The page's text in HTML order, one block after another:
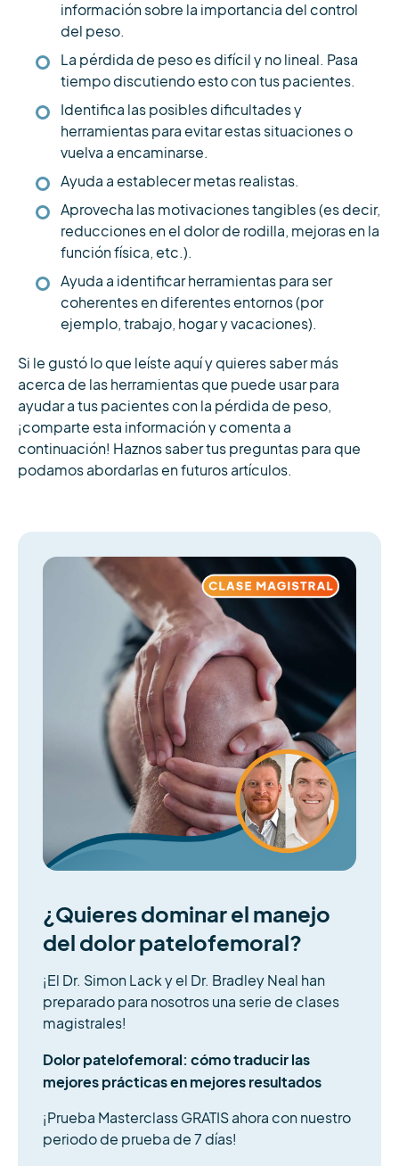
información sobre la importancia del control
del peso.
La pérdida de peso es difícil y no lineal. Pasa
tiempo discutiendo esto con tus pacientes.
Identifica las posibles dificultades y
herramientas para evitar estas situaciones o
vuelva a encaminarse.
Ayuda a establecer metas realistas.
Aprovecha las motivaciones tangibles (es decir,
reducciones en el dolor de rodilla, mejoras en la
función física, etc.).
Ayuda a identificar herramientas para ser
coherentes en diferentes entornos (por
ejemplo, trabajo, hogar y vacaciones).
Si le gustó lo que leíste aquí y quieres saber más
acerca de las herramientas que puede usar para
ayudar a tus pacientes con la pérdida de peso,
¡comparte esta información y comenta a
continuación! Haznos saber tus preguntas para que
podamos abordarlas en futuros artículos.
¿Quieres dominar el manejo
del dolor patelofemoral?
¡El Dr. Simon Lack y el Dr. Bradley Neal han
preparado para nosotros una serie de clases
magistrales!
Dolor patelofemoral: cómo traducir las
mejores prácticas en mejores resultados
¡Prueba Masterclass GRATIS ahora con nuestro
periodo de prueba de 7 días!